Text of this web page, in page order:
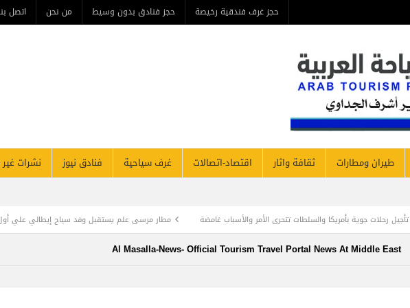
حجز غرف فندقية رخيصة حجز فنادق بدون وسيط من نحن اتصل بنا
ثقافة واثار اقتصاد-اتصالات غرف سياحية فنادق نيوز نشرات غير مدفوعة
تتحرى الأمر والأسباب غامضة مطار مرسى علم يستقبل وفد سياح إيطالي علي أول رحلة طيران عارض من ميلانو
Al Masalla-News- Official Tourism Travel Portal News At